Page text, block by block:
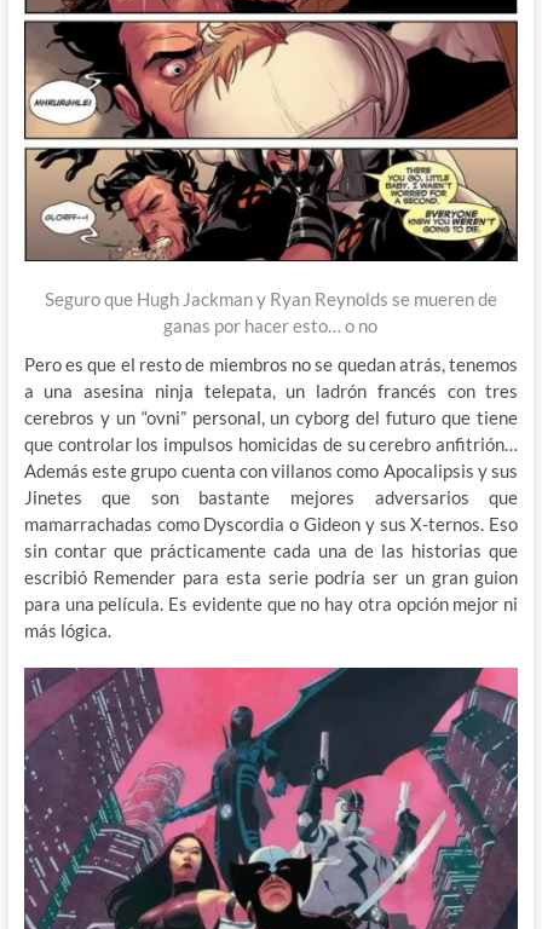
Seguro que Hugh Jackman y Ryan Reynolds se mueren de
ganas por hacer esto… o no
Pero es que el resto de miembros no se quedan atrás, tenemos
a una asesina ninja telepata, un ladrón francés con tres
cerebros y un “ovni” personal, un cyborg del futuro que tiene
que controlar los impulsos homicidas de su cerebro anfitrión…
Además este grupo cuenta con villanos como Apocalipsis y sus
Jinetes que son bastante mejores adversarios que
mamarrachadas como Dyscordia o Gideon y sus X-ternos. Eso
sin contar que prácticamente cada una de las historias que
escribió Remender para esta serie podría ser un gran guion
para una película. Es evidente que no hay otra opción mejor ni
más lógica.